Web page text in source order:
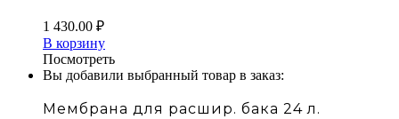
1 430.00 ₽
В корзину
Посмотреть
Вы добавили выбранный товар в заказ:
Мембрана для расшир. бака 24 л.